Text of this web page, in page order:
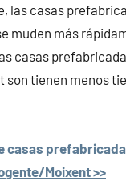
las casas
muden más
casas
son tienen menos
casas
Moixent >>